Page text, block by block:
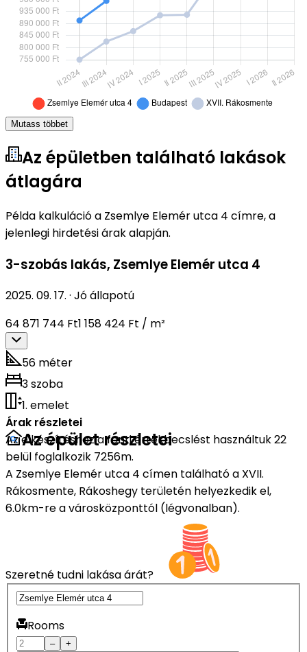
Mutass többet
Az épületben található lakások
átlagára
Példa kalkuláció a Zsemlye Elemér utca 4 címre, a
jelenlegi hirdetési árak alapján.
3-szobás lakás, Zsemlye Elemér utca 4
2025. 09. 17. · Jó állapotú
64 871 744 Ft1 158 424 Ft / m²
56 méter
3 szoba
1. emelet
Árak részletei
Az elkészítéshez a fenti értékbecslést használtuk 22
belül foglalkozik 7256m.
Az épület részletei
A Zsemlye Elemér utca 4 címen található a XVII.
Rákosmente, Rákoshegy területén helyezkedik el,
6.0km-re a városközponttól (légvonalban).
Szeretné tudni lakása árát?
Rooms
– +